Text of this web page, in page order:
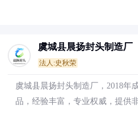
虞城县晨扬封头制造厂
法人:史秋荣
虞城县晨扬封头制造厂，2018年
品，经验丰富，专业权威，提供